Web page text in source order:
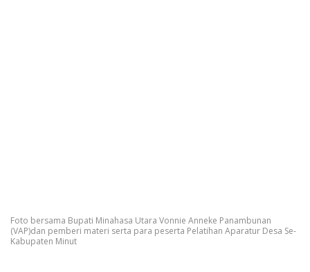
Foto bersama Bupati Minahasa Utara Vonnie Anneke Panambunan
(VAP)dan pemberi materi serta para peserta Pelatihan Aparatur Desa Se-
Kabupaten Minut